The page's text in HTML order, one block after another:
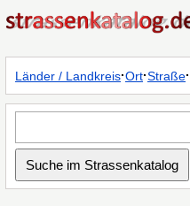
Länder / Landkreis·Ort·Straße·